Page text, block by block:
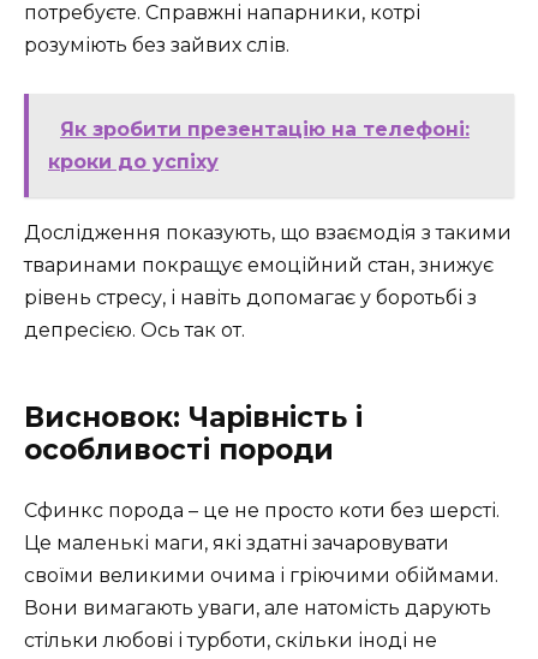
потребуєте. Справжні напарники, котрі
розуміють без зайвих слів.
Як зробити презентацію на телефоні:
кроки до успіху
Дослідження показують, що взаємодія з такими
тваринами покращує емоційний стан, знижує
рівень стресу, і навіть допомагає у боротьбі з
депресією. Ось так от.
Висновок: Чарівність і
особливості породи
Сфинкс порода – це не просто коти без шерсті.
Це маленькі маги, які здатні зачаровувати
своїми великими очима і гріючими обіймами.
Вони вимагають уваги, але натомість дарують
стільки любові і турботи, скільки іноді не